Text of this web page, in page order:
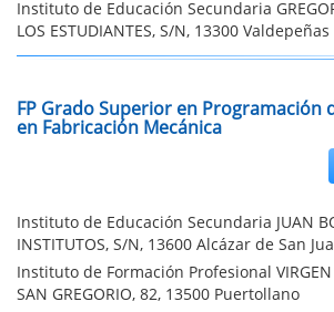
Instituto de Educación Secundaria
LOS ESTUDIANTES, S/N, 13300 Valdepeñas
FP Grado Superior en Programación
en Fabricación Mecánica
Instituto de Educación Secundaria JUAN
INSTITUTOS, S/N, 13600 Alcázar de San
Instituto de Formación Profesional VIRGEN
SAN GREGORIO, 82, 13500 Puertollano